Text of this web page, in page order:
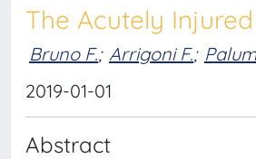
The Acutely
Bruno F.; Arrigoni F.;
2019-01-01
Abstract